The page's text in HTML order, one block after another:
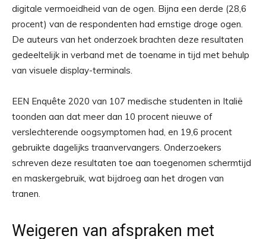
digitale vermoeidheid van de ogen. Bijna een derde (28,6
procent) van de respondenten had ernstige droge ogen.
De auteurs van het onderzoek brachten deze resultaten
gedeeltelijk in verband met de toename in tijd met behulp
van visuele display-terminals.
EEN Enquête 2020 van 107 medische studenten in Italië
toonden aan dat meer dan 10 procent nieuwe of
verslechterende oogsymptomen had, en 19,6 procent
gebruikte dagelijks traanvervangers. Onderzoekers
schreven deze resultaten toe aan toegenomen schermtijd
en maskergebruik, wat bijdroeg aan het drogen van
tranen.
Weigeren van afspraken met